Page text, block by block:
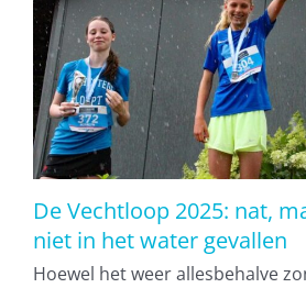
De Vechtloop 2025: nat,
niet in het water gevallen
Hoewel het weer allesbehalve